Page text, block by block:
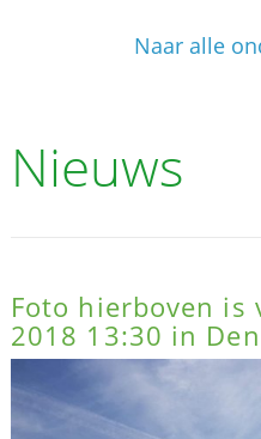
Naar alle
Nieuws
Foto hierboven is
2018 13:30 in